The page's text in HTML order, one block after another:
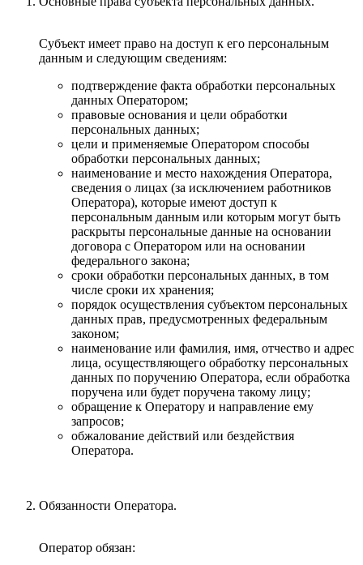
Субъект имеет право на доступ к его персональным
данным и следующим сведениям:
подтверждение факта обработки персональных
данных Оператором;
правовые основания и цели обработки
персональных данных;
цели и применяемые Оператором способы
обработки персональных данных;
наименование и место нахождения Оператора,
сведения о лицах (за исключением работников
Оператора), которые имеют доступ к
персональным данным или которым могут быть
раскрыты персональные данные на основании
договора с Оператором или на основании
федерального закона;
сроки обработки персональных данных, в том
числе сроки их хранения;
порядок осуществления субъектом персональных
данных прав, предусмотренных федеральным
законом;
наименование или фамилия, имя, отчество и адрес
лица, осуществляющего обработку персональных
данных по поручению Оператора, если обработка
поручена или будет поручена такому лицу;
обращение к Оператору и направление ему
запросов;
обжалование действий или бездействия
Оператора.
Обязанности Оператора.
Оператор обязан: